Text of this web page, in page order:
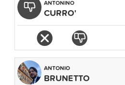
ANTONINO
CURRO'
ANTONIO
BRUNETTO